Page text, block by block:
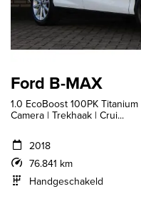
Ford B-MAX
1.0 EcoBoost 100PK
Camera | Trekhaak | Crui...
2018
76.841 km
Handgeschakeld